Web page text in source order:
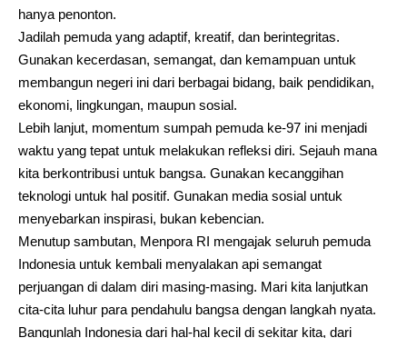
hanya penonton.
Jadilah pemuda yang adaptif, kreatif, dan berintegritas.
Gunakan kecerdasan, semangat, dan kemampuan untuk
membangun negeri ini dari berbagai bidang, baik pendidikan,
ekonomi, lingkungan, maupun sosial.
Lebih lanjut, momentum sumpah pemuda ke-97 ini menjadi
waktu yang tepat untuk melakukan refleksi diri. Sejauh mana
kita berkontribusi untuk bangsa. Gunakan kecanggihan
teknologi untuk hal positif. Gunakan media sosial untuk
menyebarkan inspirasi, bukan kebencian.
Menutup sambutan, Menpora RI mengajak seluruh pemuda
Indonesia untuk kembali menyalakan api semangat
perjuangan di dalam diri masing-masing. Mari kita lanjutkan
cita-cita luhur para pendahulu bangsa dengan langkah nyata.
Bangunlah Indonesia dari hal-hal kecil di sekitar kita, dari